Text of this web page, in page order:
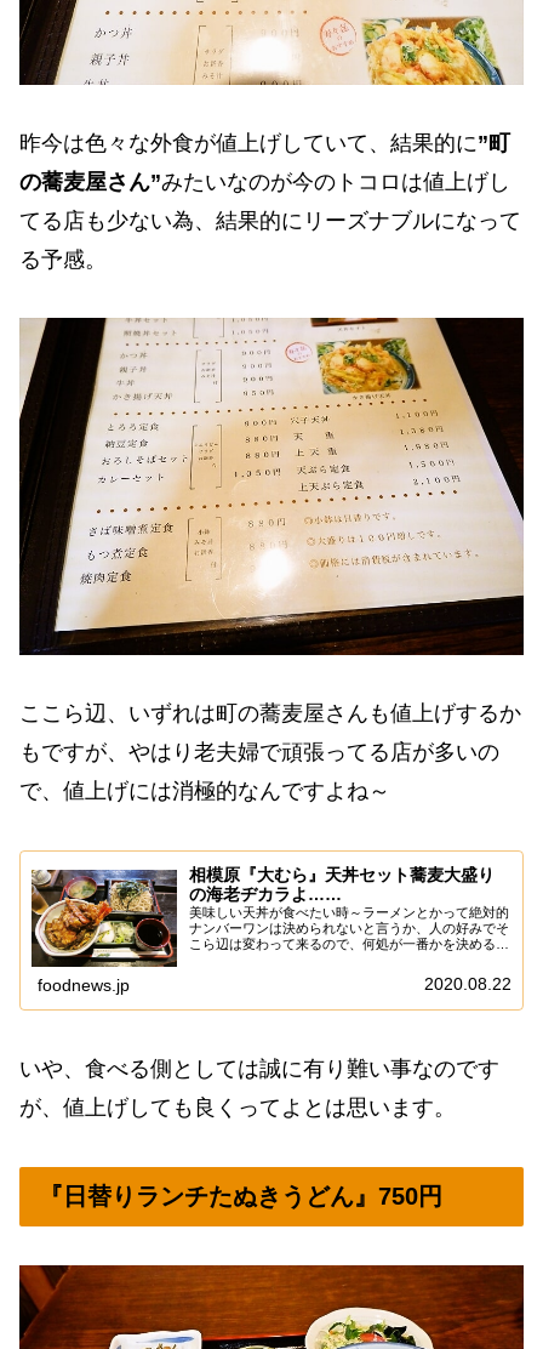
昨今は色々な外食が値上げしていて、結果的に”町
の蕎麦屋さん”みたいなのが今のトコロは値上げし
てる店も少ない為、結果的にリーズナブルになって
る予感。
ここら辺、いずれは町の蕎麦屋さんも値上げするか
もですが、やはり老夫婦で頑張ってる店が多いの
で、値上げには消極的なんですよね～
相模原『大むら』天丼セット蕎麦大盛り
の海老ヂカラよ……
美味しい天丼が食べたい時～ラーメンとかって絶対的
ナンバーワンは決められないと言うか、人の好みでそ
こら辺は変わって来るので、何処が一番かを決めるの
う！「天丼ならば『大むら』1択であると！」いや、
foodnews.jp 2020.08.22
いや、食べる側としては誠に有り難い事なのです
が、値上げしても良くってよとは思います。
『日替りランチたぬきうどん』750円